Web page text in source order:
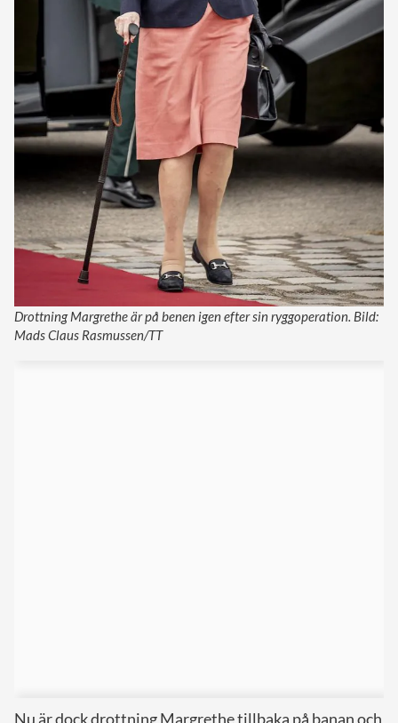
Drottning Margrethe är på benen igen efter sin ryggoperation. Bild:
Mads Claus Rasmussen/TT
Nu är dock drottning Margrethe tillbaka på banan och